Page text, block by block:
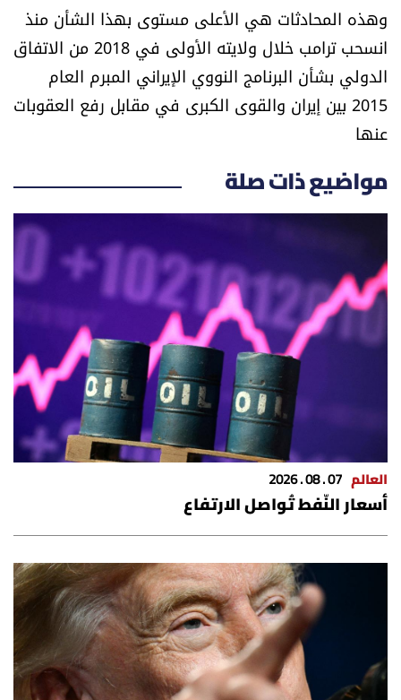
وهذه المحادثات هي الأعلى مستوى بهذا الشأن منذ
انسحب ترامب خلال ولايته الأولى في 2018 من الاتفاق
الدولي بشأن البرنامج النووي الإيراني المبرم العام
2015 بين إيران والقوى الكبرى في مقابل رفع العقوبات
عنها
مواضيع ذات صلة
العالم 07 . 08 . 2026
أسعار النّفط تُواصل الارتفاع